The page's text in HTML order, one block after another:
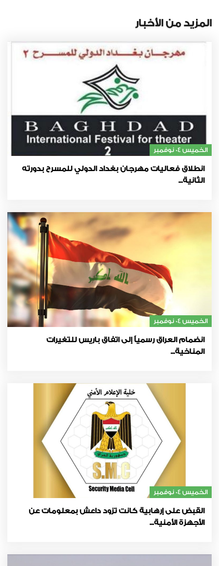
المزيد من الأخبار
الخميس 04 نوفمبر
انطلاق فعاليات مهرجان بغداد الدولي للمسرح بدورته
الثانية...
الخميس 04 نوفمبر
انضمام العراق رسمياً إلى اتفاق باريس للتغيرات
المناخية...
الخميس 04 نوفمبر
القبض على إرهابية كانت تزود داعش بمعلومات عن
الأجهزة الأمنية...